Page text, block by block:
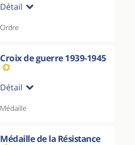
Détail
Ordre
Croix de guerre 1939-1945
Détail
Médaille
Médaille de la Résistance